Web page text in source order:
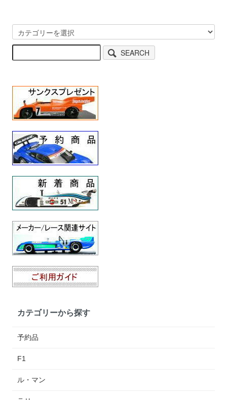
SEARCH
カテゴリーから探す
予約品
F1
ル・マン